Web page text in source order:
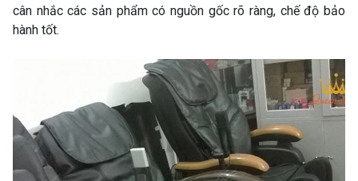
cân nhắc các sản phẩm có nguồn gốc rõ ràng, chế độ bảo
hành tốt.